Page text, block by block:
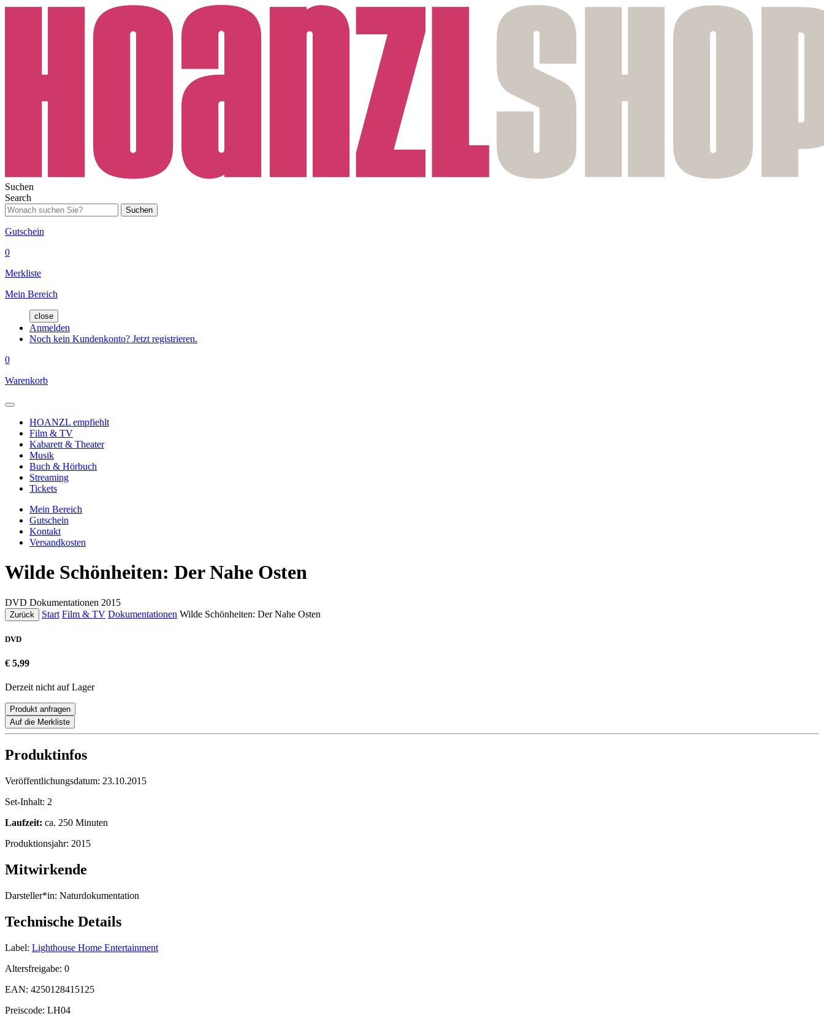
Suchen
Search
Suchen
Gutschein
0
Merkliste
Mein Bereich
close
Anmelden
Noch kein Kundenkonto? Jetzt registrieren.
0
Warenkorb
HOANZL empfiehlt
Film & TV
Kabarett & Theater
Musik
Buch & Hörbuch
Streaming
Tickets
Mein Bereich
Gutschein
Kontakt
Versandkosten
Wilde Schönheiten: Der Nahe Osten
DVD Dokumentationen 2015
Zurück Start Film & TV Dokumentationen Wilde Schönheiten: Der Nahe Osten
DVD
€ 5,99
Derzeit nicht auf Lager
Produkt anfragen
Auf die Merkliste
Produktinfos
Veröffentlichungsdatum: 23.10.2015
Set-Inhalt: 2
Laufzeit: ca. 250 Minuten
Produktionsjahr: 2015
Mitwirkende
Darsteller*in: Naturdokumentation
Technische Details
Label: Lighthouse Home Entertainment
Altersfreigabe: 0
EAN: 4250128415125
Preiscode: LH04